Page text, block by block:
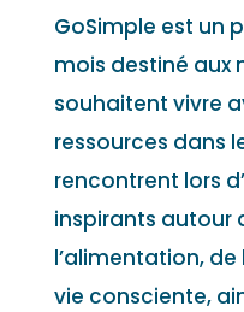
GoSimple est un
mois destiné aux
souhaitent vivre
ressources dans
rencontrent lors
inspirants autour
l’alimentation,
vie consciente,